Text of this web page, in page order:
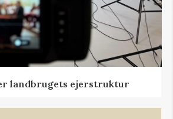
landbrugets ejerstruktur